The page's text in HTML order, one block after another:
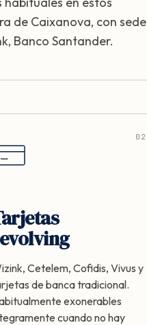
de Caixanova, con sede
Banco Santander.
02
Cetelem, Cofidis, Vivus y
de banca tradicional.
exonerables
cuando no hay